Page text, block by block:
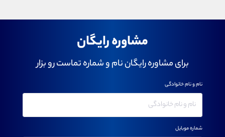
مشاوره رایگان
برای مشاوره رایگان نام و شماره تماست رو بزار
نام و نام خانوادگی
شماره موبایل